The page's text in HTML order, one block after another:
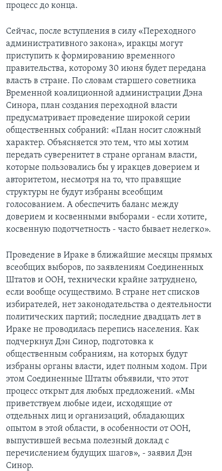
процесс до конца.
Сейчас, после вступления в силу «Переходного
административного закона», иракцы могут
приступить к формированию временного
правительства, которому 30 июня будет передана
власть в стране. По словам старшего советника
Временной коалиционной администрации Дэна
Синора, план создания переходной власти
предусматривает проведение широкой серии
общественных собраний: «План носит сложный
характер. Объясняется это тем, что мы хотим
передать суверенитет в стране органам власти,
которые пользовались бы у иракцев доверием и
авторитетом, несмотря на то, что правящие
структуры не будут избраны всеобщим
голосованием. А обеспечить баланс между
доверием и косвенными выборами - если хотите,
косвенную подотчетность - часто бывает нелегко».
Проведение в Ираке в ближайшие месяцы прямых
всеобщих выборов, по заявлениям Соединенных
Штатов и ООН, технически крайне затруднено,
если вообще осуществимо. В стране нет списков
избирателей, нет законодательства о деятельности
политических партий; последние двадцать лет в
Ираке не проводилась перепись населения. Как
подчеркнул Дэн Синор, подготовка к
общественным собраниям, на которых будут
избраны органы власти, идет полным ходом. При
этом Соединенные Штаты объявили, что этот
процесс открыт для любых предложений. «Мы
приветствуем любые идеи, исходящие от
отдельных лиц и организаций, обладающих
опытом в этой области, в особенности от ООН,
выпустившей весьма полезный доклад с
перечислением будущих шагов», - заявил Дэн
Синор.